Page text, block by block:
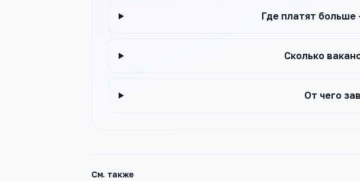
Где платят больше
Сколько
От чего
См. также